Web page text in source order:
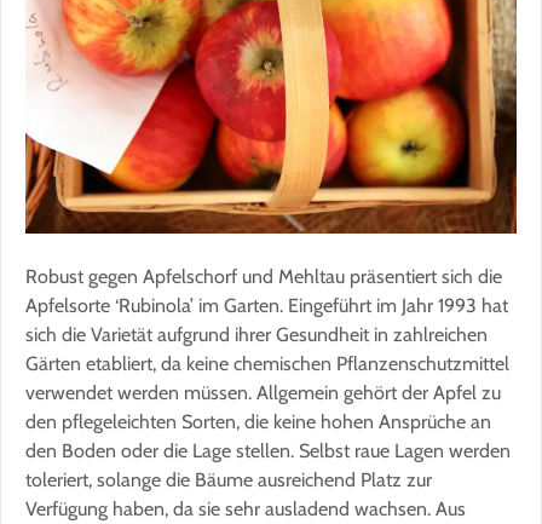
Robust gegen Apfelschorf und Mehltau präsentiert sich die
Apfelsorte ‘Rubinola’ im Garten. Eingeführt im Jahr 1993 hat
sich die Varietät aufgrund ihrer Gesundheit in zahlreichen
Gärten etabliert, da keine chemischen Pflanzenschutzmittel
verwendet werden müssen. Allgemein gehört der Apfel zu
den pflegeleichten Sorten, die keine hohen Ansprüche an
den Boden oder die Lage stellen. Selbst raue Lagen werden
toleriert, solange die Bäume ausreichend Platz zur
Verfügung haben, da sie sehr ausladend wachsen. Aus